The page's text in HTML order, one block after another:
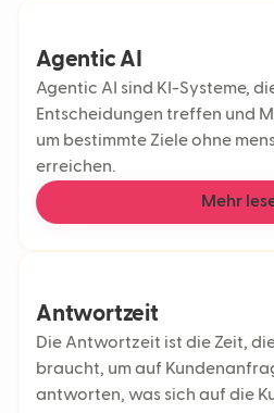
Agentic AI
Agentic AI sind KI-Systeme,
Entscheidungen treffen und
um bestimmte Ziele ohne
erreichen.
Mehr
Antwortzeit
Die Antwortzeit ist die Zeit,
braucht, um auf
antworten, was sich auf die